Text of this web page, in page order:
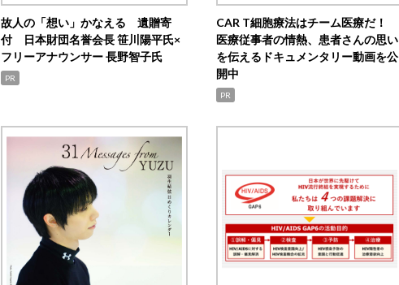
故人の「想い」かなえる 遺贈寄
付 日本財団名誉会長 笹川陽平氏×
フリーアナウンサー 長野智子氏
PR
CAR T細胞療法はチーム医療だ！
医療従事者の情熱、患者さんの思い
を伝えるドキュメンタリー動画を公
開中
PR